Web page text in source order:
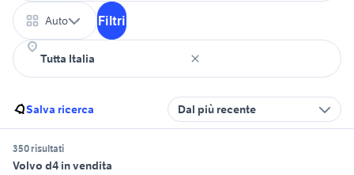
Auto Filtri
Salva ricerca Dal più recente
350 risultati
Volvo d4 in vendita